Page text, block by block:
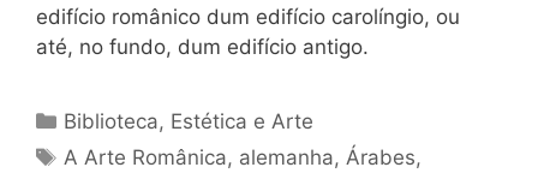
edifício românico dum edifício carolíngio, ou
até, no fundo, dum edifício antigo.
Categorias
Biblioteca, Estética e Arte
Tags
A Arte Românica, alemanha, Árabes,